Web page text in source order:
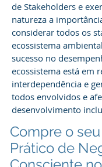
de Stakeholders e
natureza a
considerar todos os
ecossistema
sucesso no
ecossistema está em
interdependência e
todos envolvidos e
desenvolvimento
Compre o seu
Prático de